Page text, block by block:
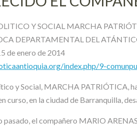
Y SOCIAL MARCHA
DEPARTAMENTAL DEL
de enero de 2014
index.php/9-
y Social, MARCHA PATRIÓTICA,
curso, en la ciudad de Barranquilla,
pasado, el compañero MARIO